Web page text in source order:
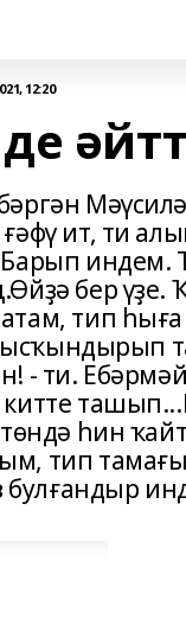
12:20
ит, ти
индем.
бер үҙе.
тип
- ти.
һин
тип